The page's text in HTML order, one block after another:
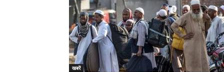
खबरें